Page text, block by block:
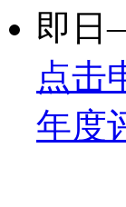
即日
点击
年度